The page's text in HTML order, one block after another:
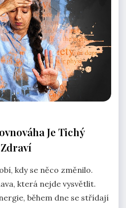
Je Tichý
kdy se něco změnilo.
která nejde vysvětlit.
během dne se střídají